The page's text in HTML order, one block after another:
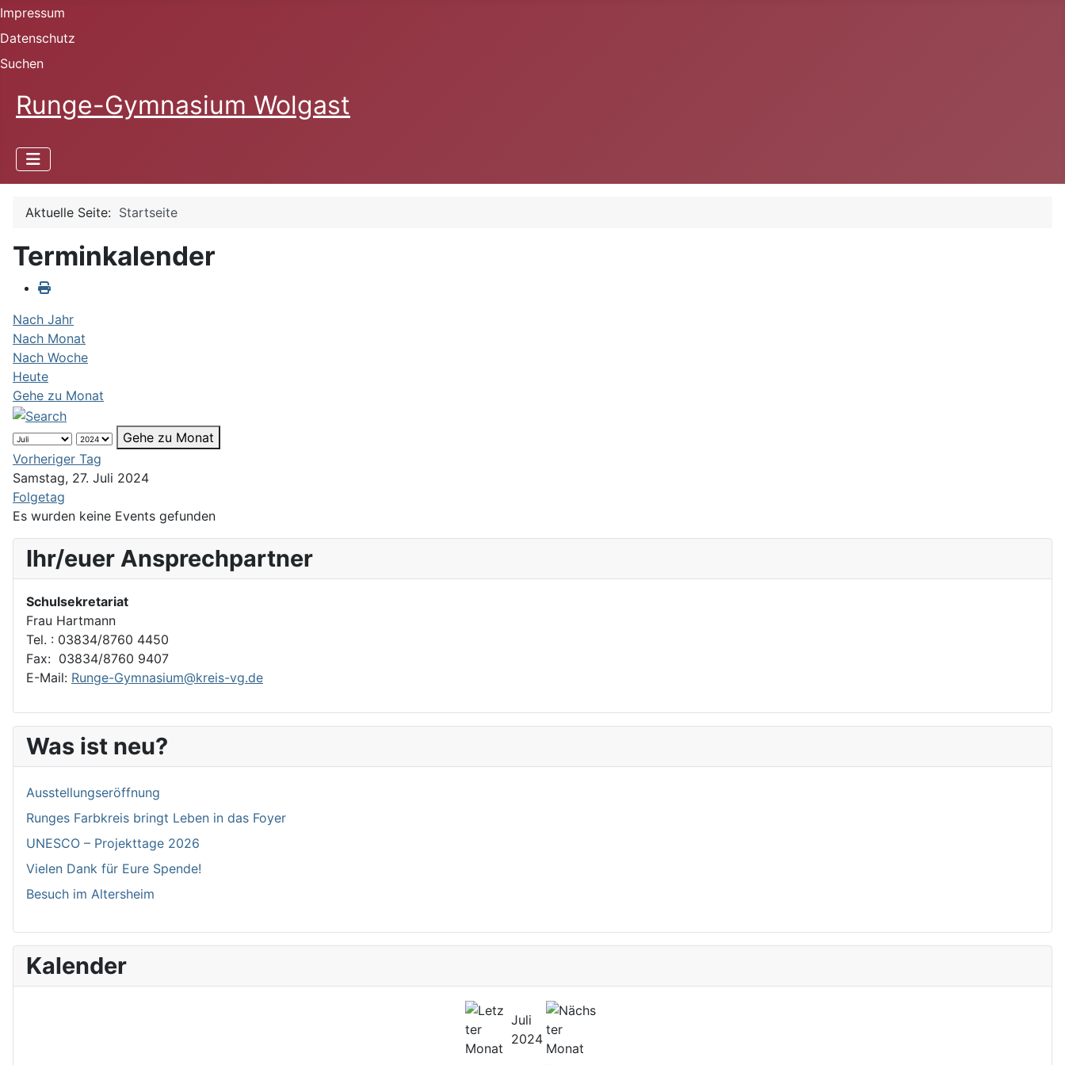
Impressum
Datenschutz
Suchen
Runge-Gymnasium Wolgast
Aktuelle Seite: Startseite
Terminkalender
Nach Jahr
Nach Monat
Nach Woche
Heute
Gehe zu Monat
Gehe zu Monat
Vorheriger Tag
Samstag, 27. Juli 2024
Folgetag
Es wurden keine Events gefunden
Ihr/euer Ansprechpartner
Schulsekretariat
Frau Hartmann
Tel. : 03834/8760 4450
Fax: 03834/8760 9407
E-Mail: Runge-Gymnasium@kreis-vg.de
Was ist neu?
Ausstellungseröffnung
Runges Farbkreis bringt Leben in das Foyer
UNESCO – Projekttage 2026
Vielen Dank für Eure Spende!
Besuch im Altersheim
Kalender
Juli
2024